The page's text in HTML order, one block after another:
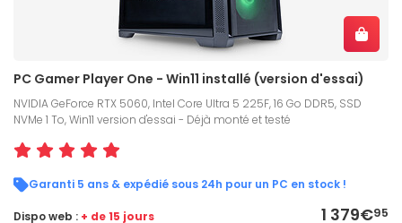
PC Gamer Player One - Win11 installé (version d'essai)
NVIDIA GeForce RTX 5060, Intel Core Ultra 5 225F, 16 Go DDR5, SSD
NVMe 1 To, Win11 version d'essai - Déjà monté et testé
Garanti 5 ans & expédié sous 24h pour un PC en stock !
1 379€95
Dispo web : + de 15 jours